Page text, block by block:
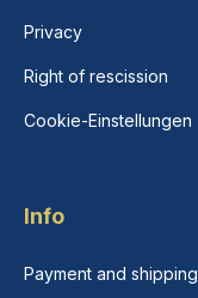
Privacy
Right of rescission
Cookie-Einstellungen
Info
Payment and shipping